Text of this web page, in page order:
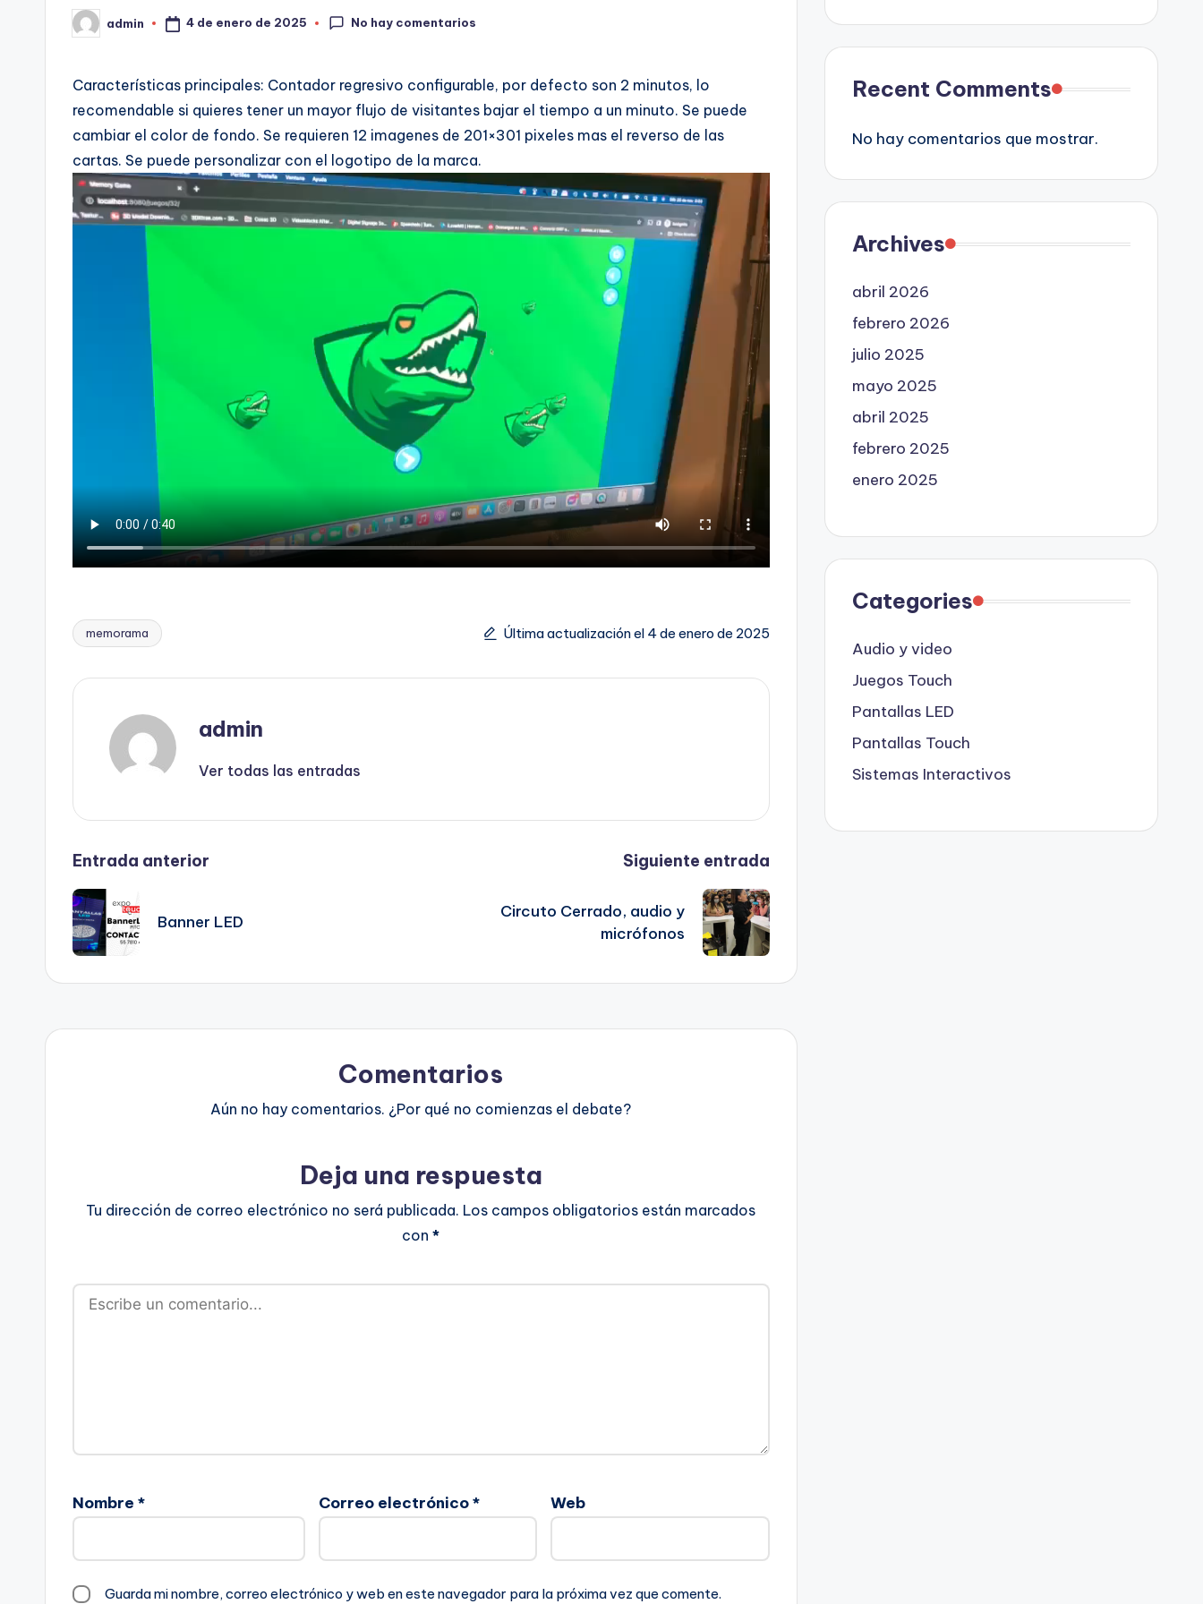
admin 4 de enero de 2025 No hay comentarios
Características principales: Contador regresivo configurable, por defecto son 2 minutos, lo
recomendable si quieres tener un mayor flujo de visitantes bajar el tiempo a un minuto. Se puede
cambiar el color de fondo. Se requieren 12 imagenes de 201×301 pixeles mas el reverso de las
cartas. Se puede personalizar con el logotipo de la marca.
memorama Última actualización el 4 de enero de 2025
admin
Ver todas las entradas
Entrada anterior
Banner LED
Siguiente entrada
Circuto Cerrado, audio y
micrófonos
Comentarios
Aún no hay comentarios. ¿Por qué no comienzas el debate?
Deja una respuesta
Tu dirección de correo electrónico no será publicada. Los campos obligatorios están marcados
con*
Nombre * Correo electrónico* Web
Guarda mi nombre, correo electrónico y web en este navegador para la próxima vez que comente.
Recent Comments
No hay comentarios que mostrar.
Archives
abril 2026
febrero 2026
julio 2025
mayo 2025
abril 2025
febrero 2025
enero 2025
Categories
Audio y video
Juegos Touch
Pantallas LED
Pantallas Touch
Sistemas Interactivos